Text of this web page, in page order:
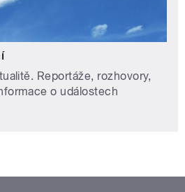
Reportáže, rozhovory,
o událostech